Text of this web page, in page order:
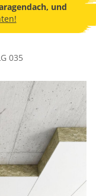
und
035